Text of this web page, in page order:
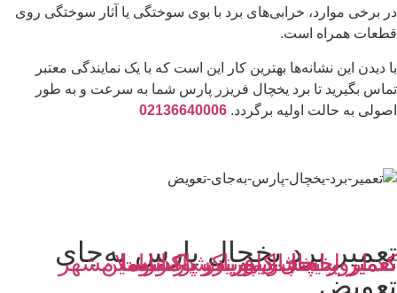
در برخی موارد، خرابی‌های برد با بوی سوختگی یا آثار سوختگی روی
قطعات همراه است.
با دیدن این نشانه‌ها بهترین کار این است که با یک نمایندگی معتبر
تماس بگیرید تا برد یخچال فریزر پارس شما به سرعت و به طور
اصولی به حالت اولیه برگردد. 02136640006
تعمیر برد یخچال پارس به‌جای
تعویض
تعمیر لباسشویی پاکشوما اسلامشهر
کد ارور یخچال فریزر پاکشوما
تعمیر یخچال دیپوینت در ورامین
تعمیر یخچال کلور در پاکدشت